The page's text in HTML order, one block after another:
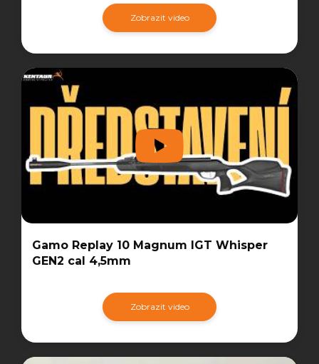
Zobrazit video
Gamo Replay 10 Magnum IGT Whisper
GEN2 cal 4,5mm
Zobrazit video